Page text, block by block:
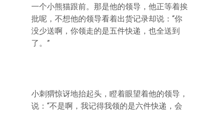
一个小熊猫跟前。那是他的领导，他正等着挨
批呢，不想他的领导看着出货记录却说：“你
没少送啊，你领走的是五件快递，也全送到
了。”
小刺猬惊讶地抬起头，瞪着眼望着他的领导，
说：“不是啊，我记得我领的是六件快递，会